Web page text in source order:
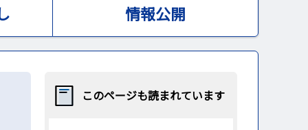
情報公開
このページも読まれています